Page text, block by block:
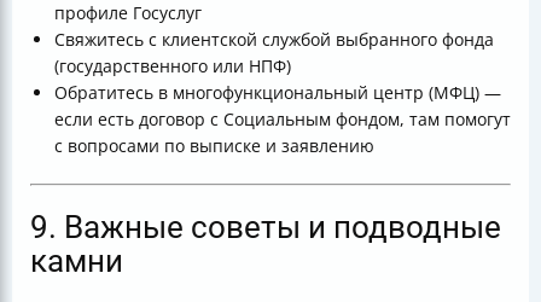
профиле Госуслуг
Свяжитесь с клиентской службой выбранного фонда
(государственного или НПФ)
Обратитесь в многофункциональный центр (МФЦ) —
если есть договор с Социальным фондом, там помогут
с вопросами по выписке и заявлению
9. Важные советы и подводные
камни